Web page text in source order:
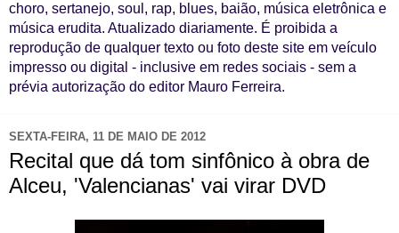
choro, sertanejo, soul, rap, blues, baião, música eletrônica e
música erudita. Atualizado diariamente. É proibida a
reprodução de qualquer texto ou foto deste site em veículo
impresso ou digital - inclusive em redes sociais - sem a
prévia autorização do editor Mauro Ferreira.
SEXTA-FEIRA, 11 DE MAIO DE 2012
Recital que dá tom sinfônico à obra de
Alceu, 'Valencianas' vai virar DVD